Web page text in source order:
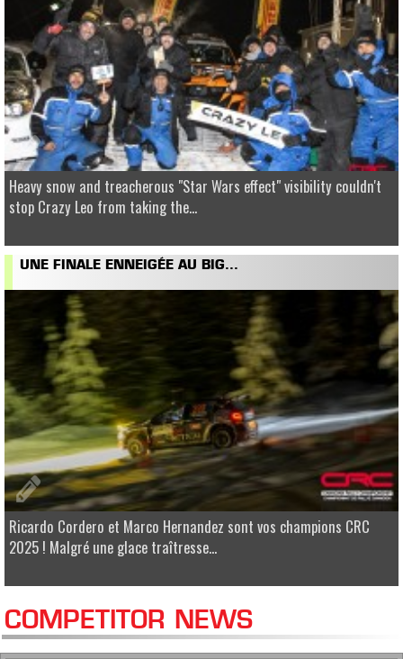
Heavy snow and treacherous "Star Wars effect" visibility couldn't
stop Crazy Leo from taking the...
UNE FINALE ENNEIGÉE AU BIG...
Ricardo Cordero et Marco Hernandez sont vos champions CRC
2025 ! Malgré une glace traîtresse...
COMPETITOR NEWS